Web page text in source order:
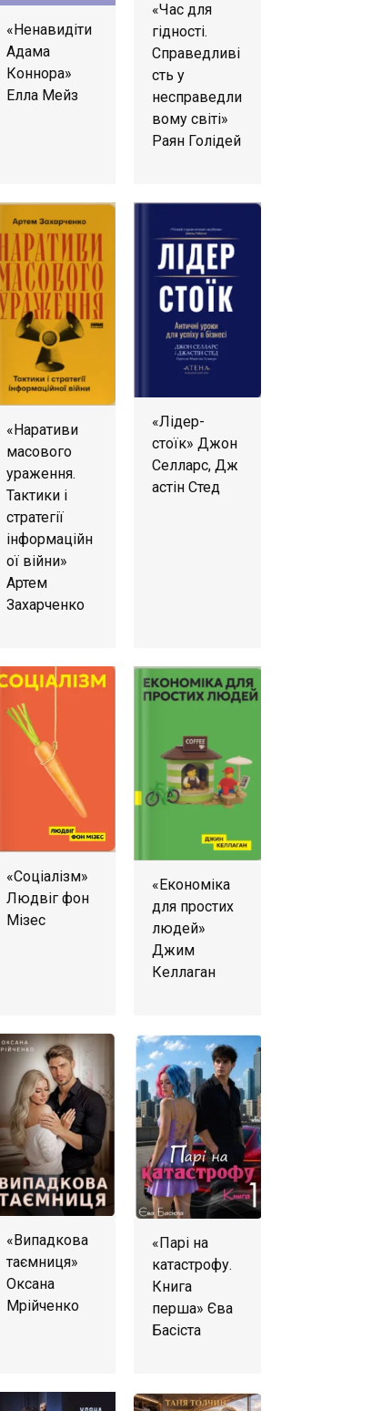
«Ненавидіти
Адама
Коннора»
Елла Мейз
«Час для
гідності.
Справедливі
сть у
несправедли
вому світі»
Раян Голідей
«Наративи
масового
ураження.
Тактики і
стратегії
інформаційн
ої війни»
Артем
Захарченко
«Лідер-
стоїк» Джон
Селларс, Дж
астін Стед
«Соціалізм»
Людвіг фон
Мізес
«Економіка
для простих
людей»
Джим
Келлаган
«Випадкова
таємниця»
Оксана
Мрійченко
«Парі на
катастрофу.
Книга
перша» Єва
Басіста